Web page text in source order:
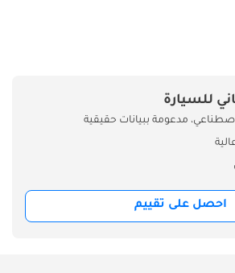
للسيارة
مدعومة ببيانات حقيقية
احصل على تقييم